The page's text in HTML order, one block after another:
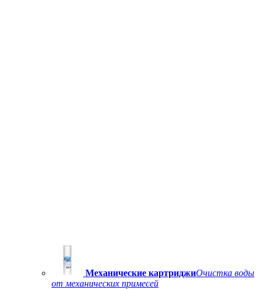
Механические картриджиОчистка воды
от механических примесей